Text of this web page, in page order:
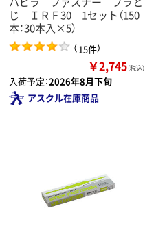
じ ＩＲＦ30 1セット（150
本：30本入×5）
（15件）
￥2,745（税込）
入荷予定：2026年8月下旬
アスクル在庫商品